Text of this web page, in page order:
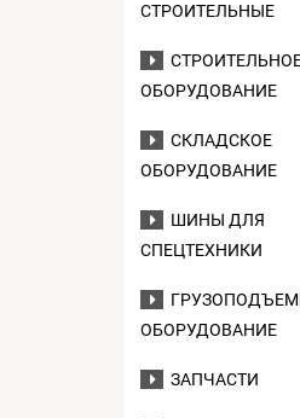
СТРОИТЕЛЬНЫЕ
ОБОРУДОВАНИЕ
СКЛАДСКОЕ
ОБОРУДОВАНИЕ
ШИНЫ ДЛЯ
СПЕЦТЕХНИКИ
ОБОРУДОВАНИЕ
ЗАПЧАСТИ